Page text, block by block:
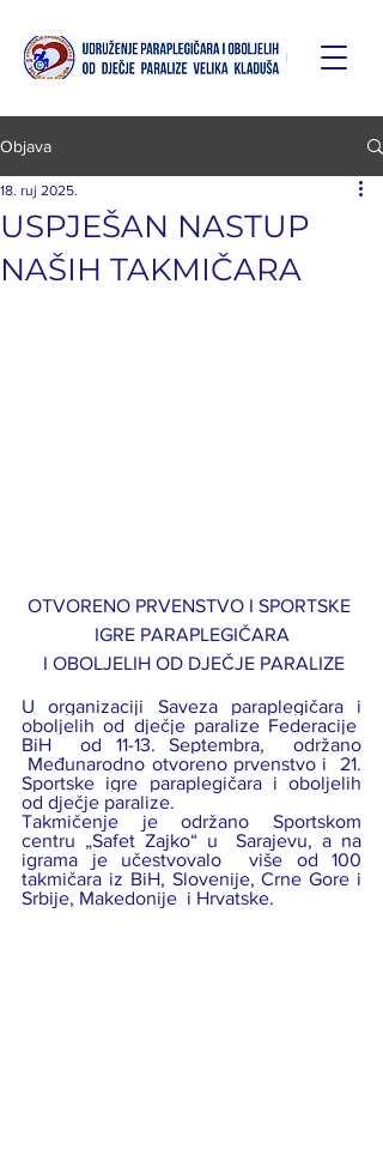
Objava
USPJEŠAN NASTUP
NAŠIH TAKMIČARA
18. ruj 2025.
OTVORENO PRVENSTVO I SPORTSKE
IGRE PARAPLEGIČARA
I OBOLJELIH OD DJEČJE PARALIZE
U organizaciji Saveza paraplegičara i
oboljelih od dječje paralize Federacije
BiH  od 11-13. Septembra,  održano
Međunarodno otvoreno prvenstvo i  21.
Sportske igre paraplegičara i oboljelih
od dječje paralize.
Takmičenje je održano Sportskom
centru „Safet Zajko“ u  Sarajevu, a na
igrama je učestvovalo  više od 100
takmičara iz BiH, Slovenije, Crne Gore i
Srbije, Makedonije  i Hrvatske.